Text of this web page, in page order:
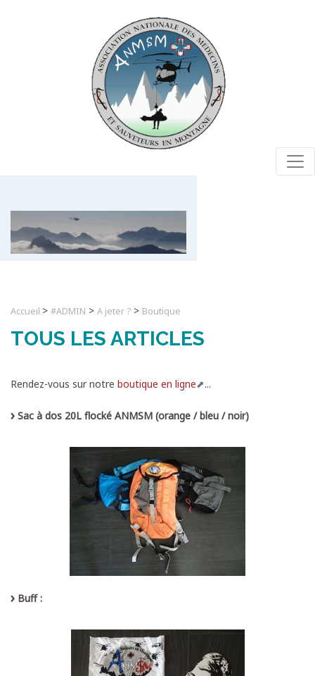
Accueil > #ADMIN > A jeter ? > Boutique
TOUS LES ARTICLES
Rendez-vous sur notre boutique en ligne ...
Sac à dos 20L flocké ANMSM (orange / bleu / noir)
Buff :